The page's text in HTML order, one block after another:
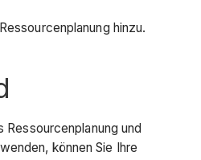
hinzu.
und
können Sie Ihre